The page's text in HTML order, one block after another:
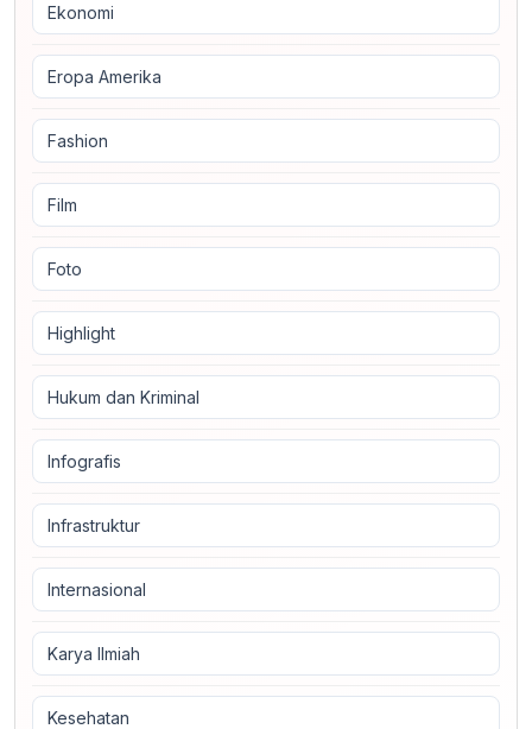
Ekonomi
Eropa Amerika
Fashion
Film
Foto
Highlight
Hukum dan Kriminal
Infografis
Infrastruktur
Internasional
Karya Ilmiah
Kesehatan